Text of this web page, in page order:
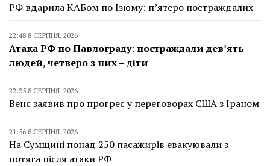
РФ вдарила КАБом по Ізюму: п’ятеро постраждалих
22:48 8 СЕРПНЯ, 2026
Атака РФ по Павлограду: постраждали дев’ять
людей, четверо з них – діти
22:25 8 СЕРПНЯ, 2026
Венс заявив про прогрес у переговорах США з Іраном
21:56 8 СЕРПНЯ, 2026
На Сумщині понад 250 пасажирів евакуювали з
потяга після атаки РФ